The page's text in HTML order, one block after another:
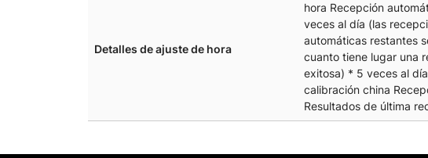
Detalles de ajuste de hora
hora Recepción
veces al día (las
automáticas restantes
cuanto tiene lugar una
exitosa) * 5 veces al
calibración china
Resultados de última